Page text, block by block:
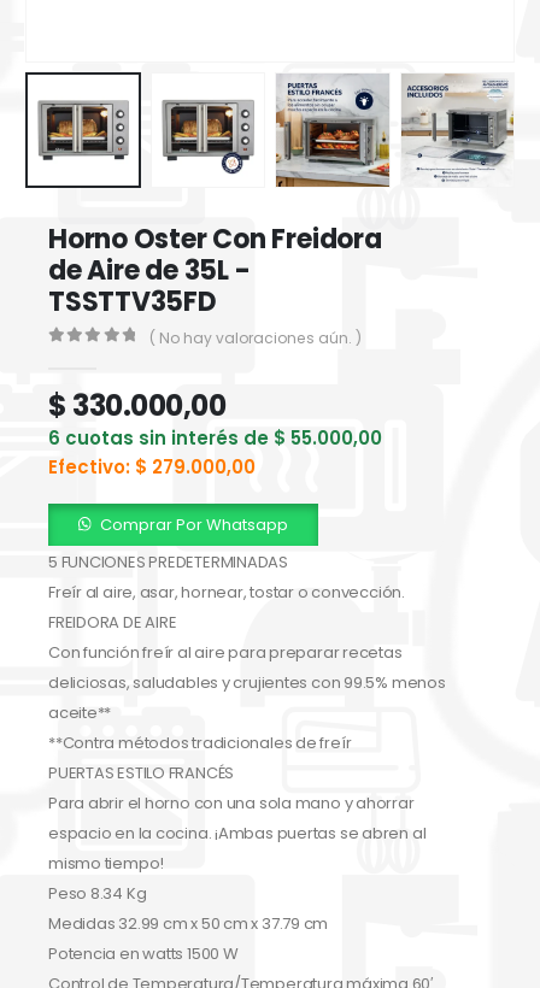
Horno Oster Con Freidora
de Aire de 35L -
TSSTTV35FD
( No hay valoraciones aún. )
$ 330.000,00
6 cuotas sin interés de $ 55.000,00
Efectivo: $ 279.000,00
Comprar Por Whatsapp
5 FUNCIONES PREDETERMINADAS
Freír al aire, asar, hornear, tostar o convección.
FREIDORA DE AIRE
Con función freír al aire para preparar recetas
deliciosas, saludables y crujientes con 99.5% menos
aceite**
**Contra métodos tradicionales de freír
PUERTAS ESTILO FRANCÉS
Para abrir el horno con una sola mano y ahorrar
espacio en la cocina. ¡Ambas puertas se abren al
mismo tiempo!
Peso 8.34 Kg
Medidas 32.99 cm x 50 cm x 37.79 cm
Potencia en watts 1500 W
Control de Temperatura/Temperatura máxima 60′